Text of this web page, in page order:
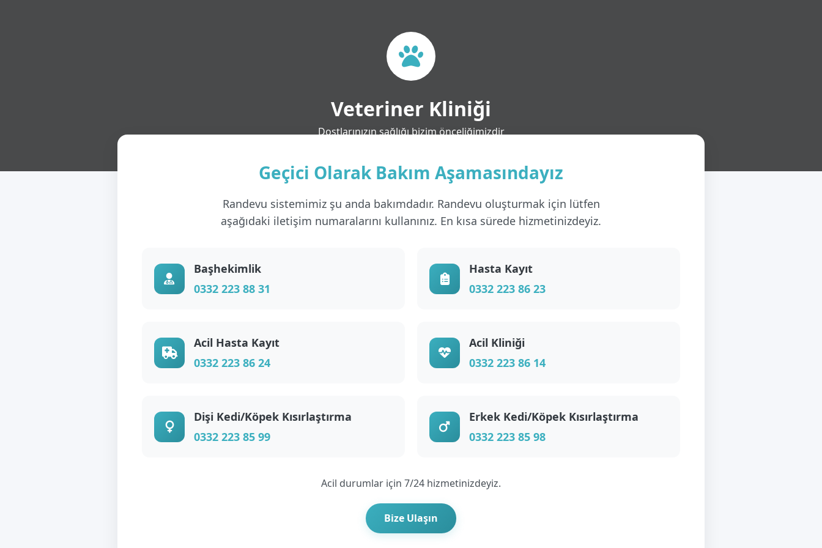
Veteriner Kliniği
Dostlarınızın sağlığı bizim önceliğimizdir
Geçici Olarak Bakım Aşamasındayız
Randevu sistemimiz şu anda bakımdadır. Randevu oluşturmak için lütfen
aşağıdaki iletişim numaralarını kullanınız. En kısa sürede hizmetinizdeyiz.
Başhekimlik
0332 223 88 31
Hasta Kayıt
0332 223 86 23
Acil Hasta Kayıt
0332 223 86 24
Acil Kliniği
0332 223 86 14
Dişi Kedi/Köpek Kısırlaştırma
0332 223 85 99
Erkek Kedi/Köpek Kısırlaştırma
0332 223 85 98
Acil durumlar için 7/24 hizmetinizdeyiz.
Bize Ulaşın